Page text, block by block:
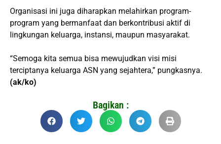
Organisasi ini juga diharapkan melahirkan program-
program yang bermanfaat dan berkontribusi aktif di
lingkungan keluarga, instansi, maupun masyarakat.
“Semoga kita semua bisa mewujudkan visi misi
terciptanya keluarga ASN yang sejahtera,” pungkasnya.
(ak/ko)
Bagikan :